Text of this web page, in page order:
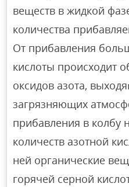
веществ в жидкой
количества
От прибавления
кислоты происходит
оксидов азота,
загрязняющих
прибавления в колбу
количеств азотной
ней органические
горячей серной